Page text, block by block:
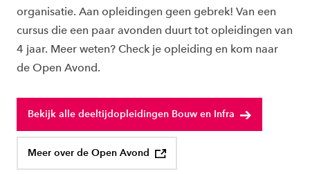
organisatie. Aan opleidingen geen gebrek! Van een
cursus die een paar avonden duurt tot opleidingen van
4 jaar. Meer weten? Check je opleiding en kom naar
de Open Avond.
Bekijk alle deeltijdopleidingen Bouw en Infra
Meer over de Open Avond